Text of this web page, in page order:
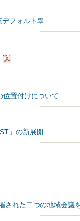
デフォルト率
位置付けについて
」の新展開
された二つの地域会議